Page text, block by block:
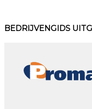
BEDRIJVENGIDS